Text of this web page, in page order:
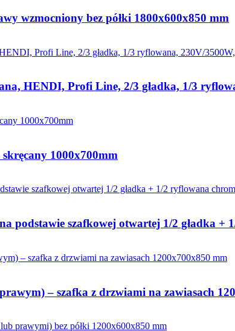
wzmocniony bez półki 1800x600x850 mm
HENDI, Profi Line, 2/3 gładka, 1/3
1000x700mm
podstawie szafkowej otwartej 1/2 gładka
– szafka z drzwiami na zawiasach